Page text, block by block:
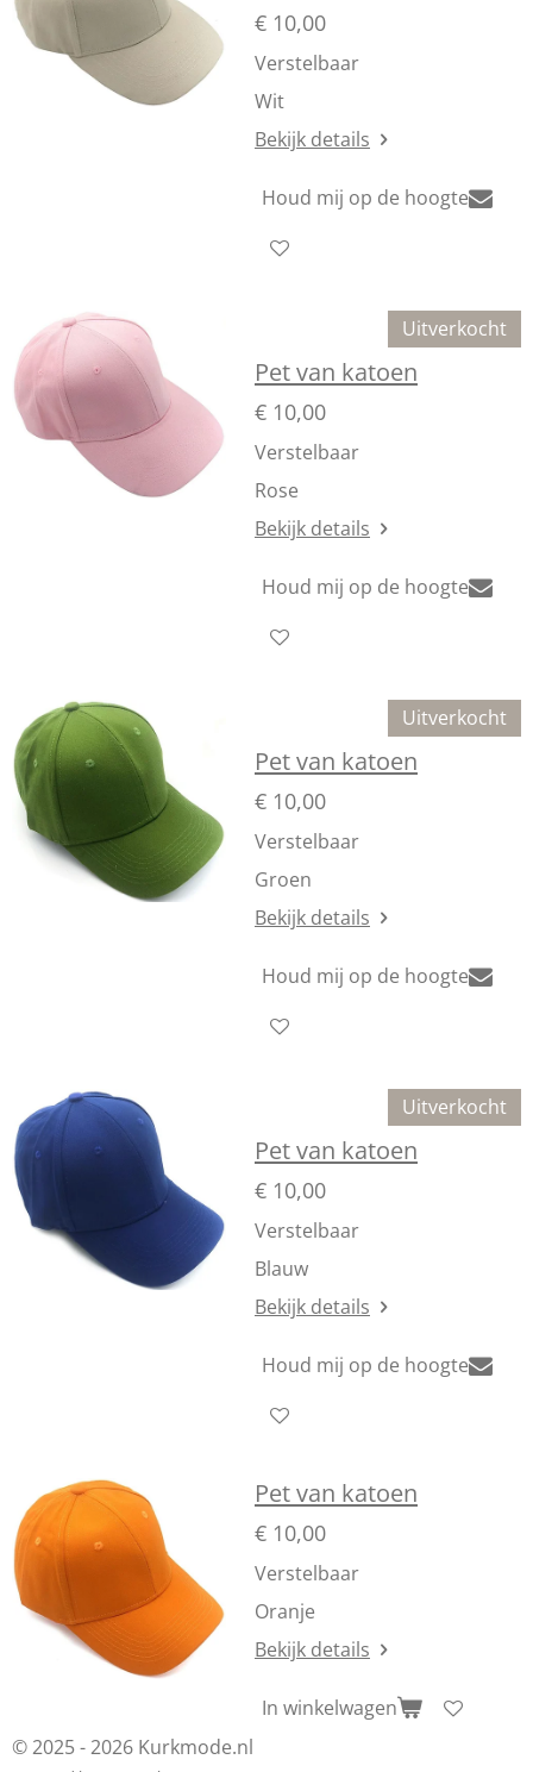
€ 10,00
Verstelbaar
Wit
Bekijk details
Houd mij op de hoogte
Uitverkocht
Pet van katoen
€ 10,00
Verstelbaar
Rose
Bekijk details
Houd mij op de hoogte
Uitverkocht
Pet van katoen
€ 10,00
Verstelbaar
Groen
Bekijk details
Houd mij op de hoogte
Uitverkocht
Pet van katoen
€ 10,00
Verstelbaar
Blauw
Bekijk details
Houd mij op de hoogte
Pet van katoen
€ 10,00
Verstelbaar
Oranje
Bekijk details
In winkelwagen
© 2025 - 2026 Kurkmode.nl